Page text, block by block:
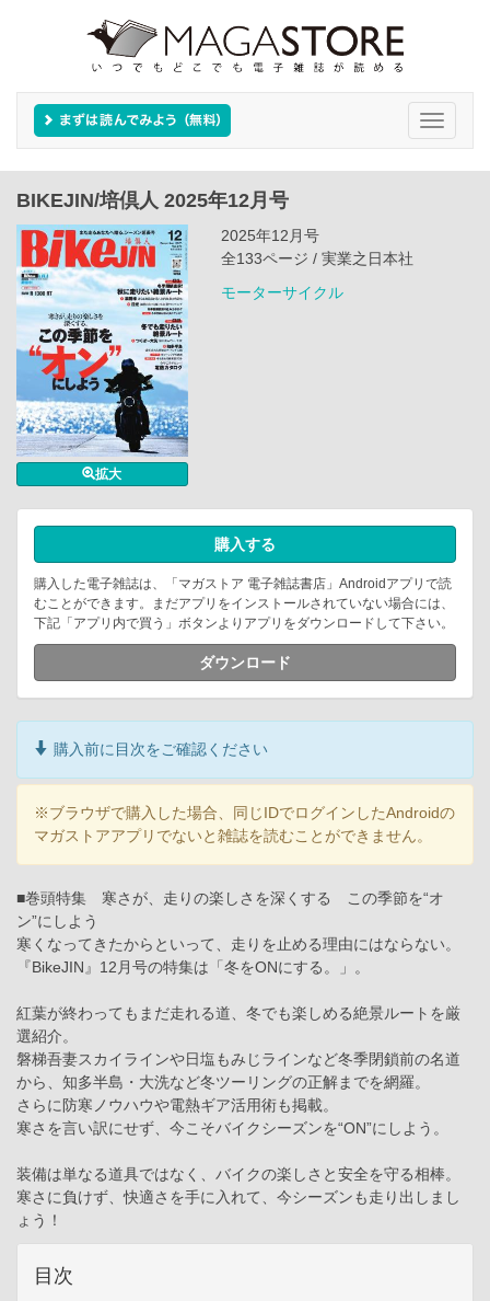
Toggle
BIKEJIN/培倶人 2025年12月号
拡大
2025年12月号
全133ページ / 実業之日本社
モーターサイクル
購入する
購入した電子雑誌は、「マガストア 電子雑誌書店」Androidアプリで読
むことができます。まだアプリをインストールされていない場合には、
下記「アプリ内で買う」ボタンよりアプリをダウンロードして下さい。
ダウンロード
購入前に目次をご確認ください
※ブラウザで購入した場合、同じIDでログインしたAndroidの
マガストアアプリでないと雑誌を読むことができません。
■巻頭特集 寒さが、走りの楽しさを深くする この季節を“オ
ン”にしよう
寒くなってきたからといって、走りを止める理由にはならない。
『BikeJIN』12月号の特集は「冬をONにする。」。
紅葉が終わってもまだ走れる道、冬でも楽しめる絶景ルートを厳
選紹介。
磐梯吾妻スカイラインや日塩もみじラインなど冬季閉鎖前の名道
から、知多半島・大洗など冬ツーリングの正解までを網羅。
さらに防寒ノウハウや電熱ギア活用術も掲載。
寒さを言い訳にせず、今こそバイクシーズンを“ON”にしよう。
装備は単なる道具ではなく、バイクの楽しさと安全を守る相棒。
寒さに負けず、快適さを手に入れて、今シーズンも走り出しまし
ょう！
目次